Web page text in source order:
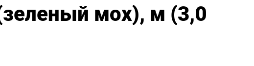
мох), м (3,0